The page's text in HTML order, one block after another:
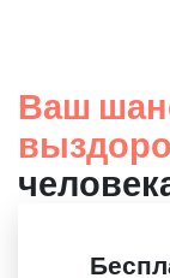
Ваш